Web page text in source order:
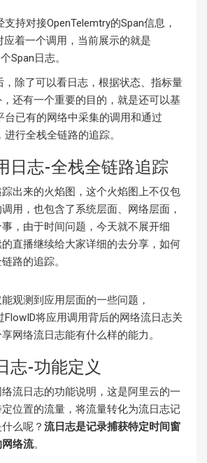
支持对接OpenTelemtry的Span信息，
应着一个调用，当前展示的就是
Span日志。
，除了可以看日志，根据状态、指标量
还有一个重要的目的，就是还可以基
台已有的网络中采集的调用和通过
行全栈全链路的追踪。
日志-全栈全链路追踪
出来的火焰图，这个火焰图上不仅包
用，也包含了系统层面、网络层面，
，由于时间问题，今天就不展开细
直播继续给大家详细的去分享，如何
路的追踪。
观测到应用层面的一些问题，
FlowID将应用调用背后的网络流日志关
网络流日志能有什么样的能力。
志-功能定义
流日志的功能说明，这是阿里云的一
位置的流量，将流量转化为流日志记
么呢？ 流日志是记录捕获特定时间窗
络流。